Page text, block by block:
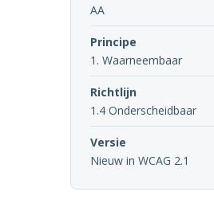
AA
Principe
1. Waarneembaar
Richtlijn
1.4 Onderscheidbaar
Versie
Nieuw in WCAG 2.1